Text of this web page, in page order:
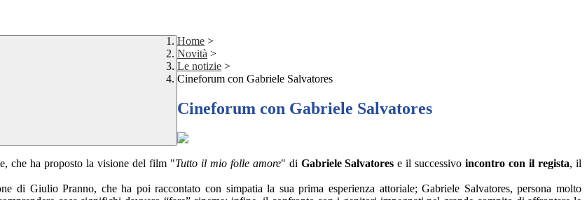
Home >
Novità >
Le notizie >
Cineforum con Gabriele Salvatores
Cineforum con Gabriele Salvatores
che ha proposto la visione del film "Tutto il mio folle amore" di Gabriele Salvatores e il successivoincontro con il regista, il
di Giulio Pranno, che ha poi raccontato con simpatia la sua prima esperienza attoriale; Gabriele Salvatores, persona molto